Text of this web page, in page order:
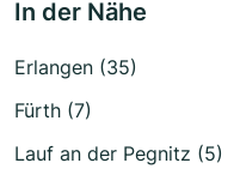
In der Nähe
Erlangen (35)
Fürth (7)
Lauf an der Pegnitz (5)